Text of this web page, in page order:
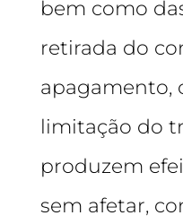
bem como
retirada do
apagamento,
limitação do
produzem
sem afetar,